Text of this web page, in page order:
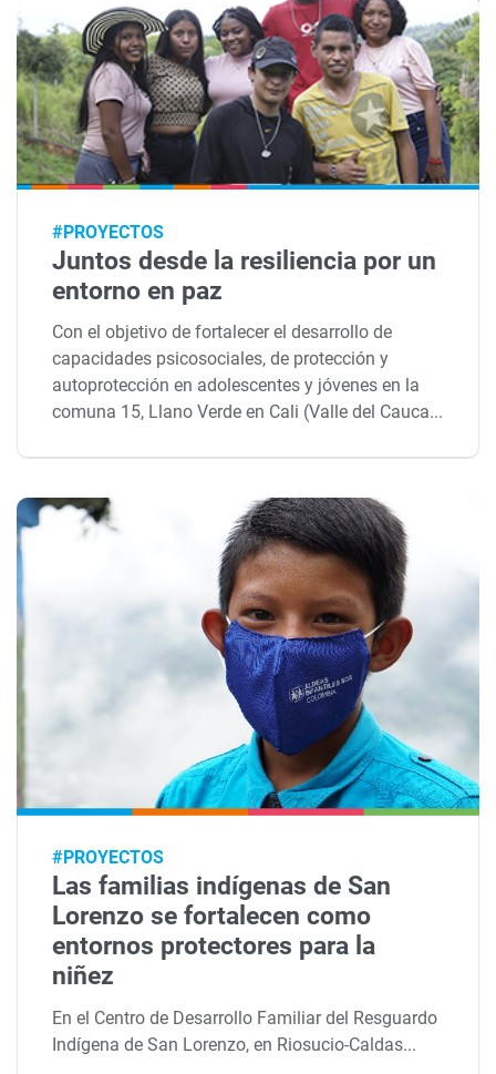
#PROYECTOS
Juntos desde la resiliencia por un
entorno en paz
Con el objetivo de fortalecer el desarrollo de
capacidades psicosociales, de protección y
autoprotección en adolescentes y jóvenes en la
comuna 15, Llano Verde en Cali (Valle del Cauca...
#PROYECTOS
Las familias indígenas de San
Lorenzo se fortalecen como
entornos protectores para la
niñez
En el Centro de Desarrollo Familiar del Resguardo
Indígena de San Lorenzo, en Riosucio-Caldas...